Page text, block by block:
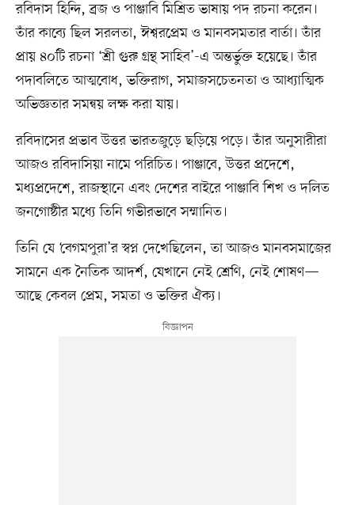
রবিদাস হিন্দি, ব্রজ ও পাঞ্জাবি মিশ্রিত ভাষায় পদ রচনা করেন।
তাঁর কাব্যে ছিল সরলতা, ঈশ্বরপ্রেম ও মানবসমতার বার্তা। তাঁর
প্রায় ৪০টি রচনা ‘শ্রী গুরু গ্রন্থ সাহিব’-এ অন্তর্ভুক্ত হয়েছে। তাঁর
পদাবলিতে আত্মবোধ, ভক্তিরাগ, সমাজসচেতনতা ও আধ্যাত্মিক
অভিজ্ঞতার সমন্বয় লক্ষ করা যায়।
রবিদাসের প্রভাব উত্তর ভারতজুড়ে ছড়িয়ে পড়ে। তাঁর অনুসারীরা
আজও রবিদাসিয়া নামে পরিচিত। পাঞ্জাবে, উত্তর প্রদেশে,
মধ্যপ্রদেশে, রাজস্থানে এবং দেশের বাইরে পাঞ্জাবি শিখ ও দলিত
জনগোষ্ঠীর মধ্যে তিনি গভীরভাবে সম্মানিত।
তিনি যে ‘বেগমপুরা’র স্বপ্ন দেখেছিলেন, তা আজও মানবসমাজের
সামনে এক নৈতিক আদর্শ, যেখানে নেই শ্রেণি, নেই শোষণ—
আছে কেবল প্রেম, সমতা ও ভক্তির ঐক্য।